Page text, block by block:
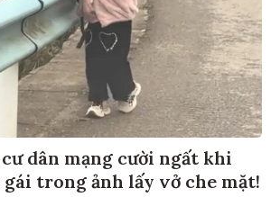
dân mạng cười ngất khi
trong ảnh lấy vở che mặt!